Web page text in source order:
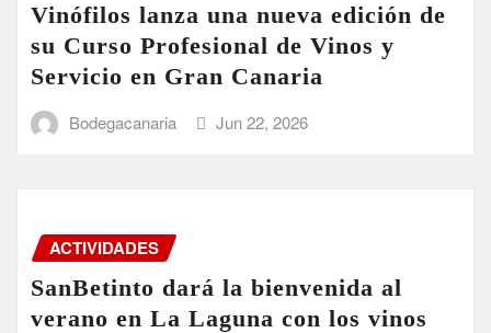
Vinófilos lanza una nueva edición de
su Curso Profesional de Vinos y
Servicio en Gran Canaria
Bodegacanaria Jun 22, 2026
ACTIVIDADES
SanBetinto dará la bienvenida al
verano en La Laguna con los vinos